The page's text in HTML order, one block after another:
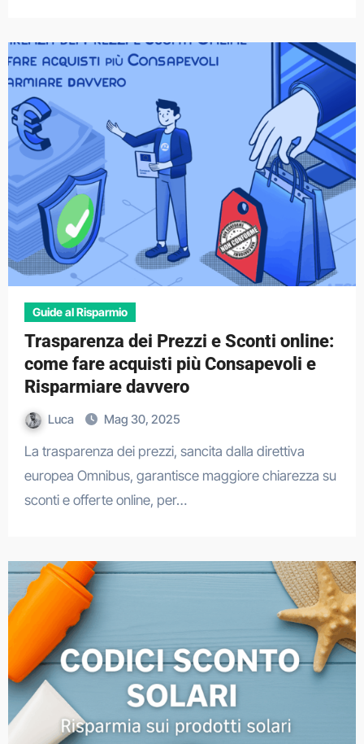
Guide al Risparmio
Trasparenza dei Prezzi e Sconti online:
come fare acquisti più Consapevoli e
Risparmiare davvero
Luca Mag 30, 2025
La trasparenza dei prezzi, sancita dalla direttiva
europea Omnibus, garantisce maggiore chiarezza su
sconti e offerte online, per…